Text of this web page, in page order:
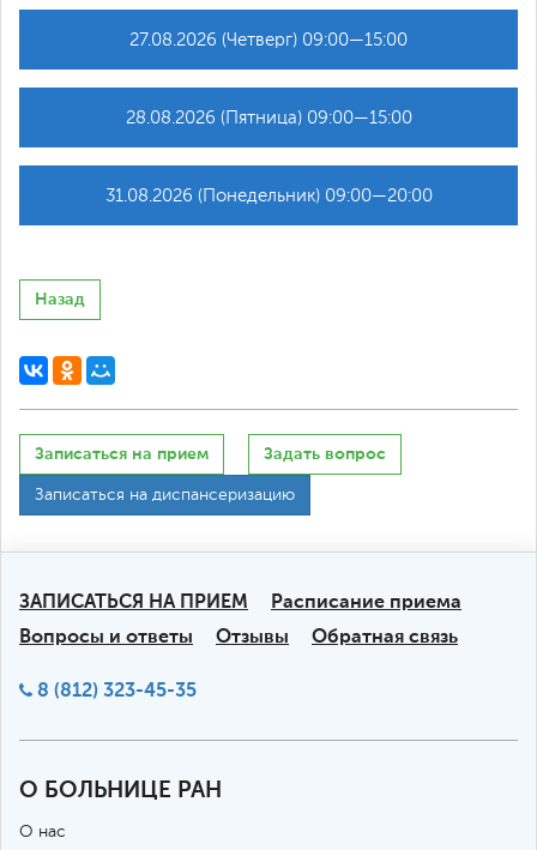
27.08.2026 (Четверг) 09:00—15:00
28.08.2026 (Пятница) 09:00—15:00
31.08.2026 (Понедельник) 09:00—20:00
Назад
Записаться на прием Задать вопрос
Записаться на диспансеризацию
ЗАПИСАТЬСЯ НА ПРИЕМ
Расписание приема
Вопросы и ответы
Отзывы Обратная связь
8 (812) 323-45-35
О БОЛЬНИЦЕ РАН
О нас